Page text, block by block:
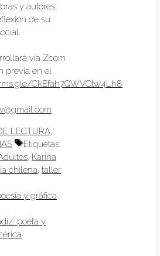
y autores,
de su
vía Zoom
previa en el
CkEfah7QWVCtw4Lh8
LECTURA,
Etiquetas
, Karina
chilena, taller
y gráfica
poeta y